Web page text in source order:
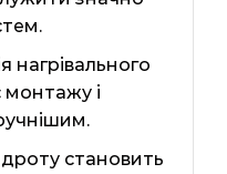
нагрівального
і
становить